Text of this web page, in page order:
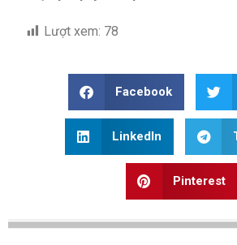
Lượt xem: 78
Facebook
LinkedIn
Pinterest